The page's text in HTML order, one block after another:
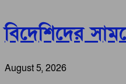
বিদেশিদের
August 5, 2026